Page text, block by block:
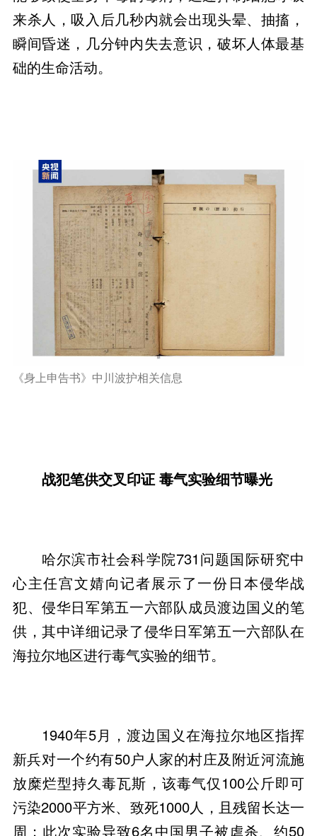
来杀人，吸入后几秒内就会出现头晕、抽搐，
瞬间昏迷，几分钟内失去意识，破坏人体最基
础的生命活动。
《身上申告书》中川波护相关信息
战犯笔供交叉印证 毒气实验细节曝光
哈尔滨市社会科学院731问题国际研究中
心主任宫文婧向记者展示了一份日本侵华战
犯、侵华日军第五一六部队成员渡边国义的笔
供，其中详细记录了侵华日军第五一六部队在
海拉尔地区进行毒气实验的细节。
1940年5月，渡边国义在海拉尔地区指挥
新兵对一个约有50户人家的村庄及附近河流施
放糜烂型持久毒瓦斯，该毒气仅100公斤即可
污染2000平方米、致死1000人，且残留长达一
周；此次实验导致6名中国男子被虐杀、约50